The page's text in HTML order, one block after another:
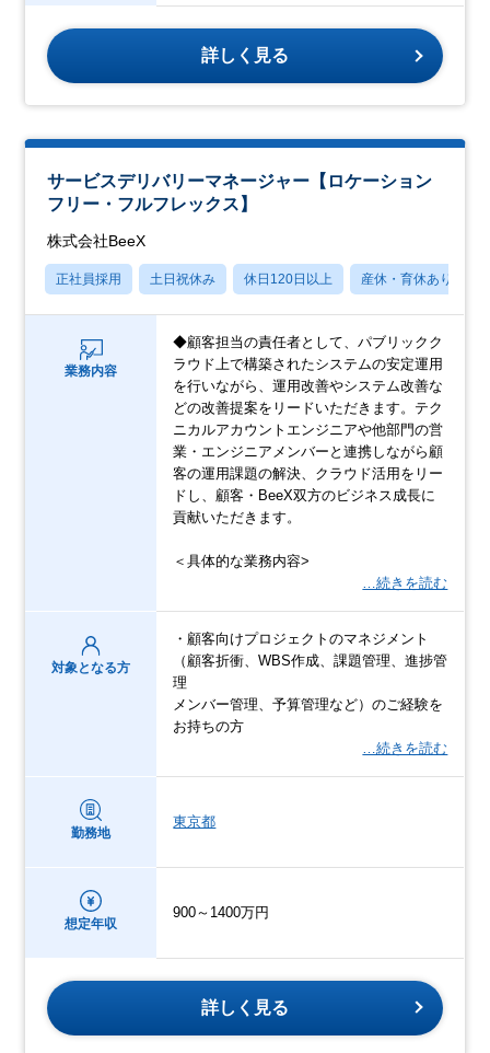
詳しく見る
サービスデリバリーマネージャー【ロケーション
フリー・フルフレックス】
株式会社BeeX
正社員採用 土日祝休み 休日120日以上 産休・育休あり
業務内容
◆顧客担当の責任者として、パブリックク
ラウド上で構築されたシステムの安定運用
を行いながら、運用改善やシステム改善な
どの改善提案をリードいただきます。テク
ニカルアカウントエンジニアや他部門の営
業・エンジニアメンバーと連携しながら顧
客の運用課題の解決、クラウド活用をリー
ドし、顧客・BeeX双方のビジネス成長に
貢献いただきます。
＜具体的な業務内容>
…続きを読む
対象となる方
・顧客向けプロジェクトのマネジメント
（顧客折衝、WBS作成、課題管理、進捗管
理
メンバー管理、予算管理など）のご経験を
お持ちの方
…続きを読む
勤務地
東京都
想定年収
900～1400万円
詳しく見る